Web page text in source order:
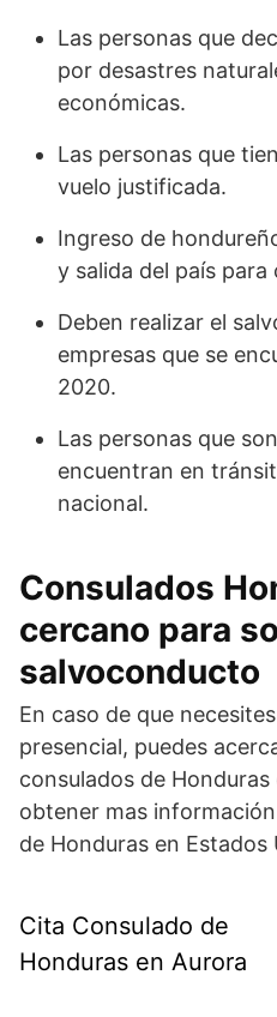
Las personas que
por desastres
económicas.
Las personas que
vuelo justificada.
Ingreso de
y salida del país
Deben realizar el
empresas que se
2020.
Las personas que
encuentran en
nacional.
Consulados
cercano para
salvoconducto
En caso de que
presencial, puedes
consulados de
obtener mas
de Honduras en Estados
Cita Consulado de
Honduras en Aurora